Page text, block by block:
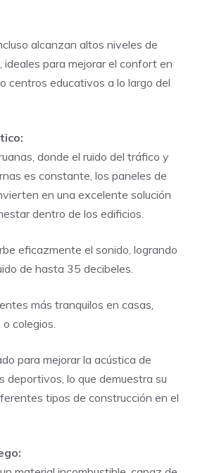
alcanzan altos niveles de
ideales para mejorar el confort en
centros educativos a lo largo del
donde el ruido del tráfico y
es constante, los paneles de
en una excelente solución
dentro de los edificios.
eficazmente el sonido, logrando
de hasta 35 decibeles.
más tranquilos en casas,
colegios.
para mejorar la acústica de
deportivos, lo que demuestra su
tipos de construcción en el